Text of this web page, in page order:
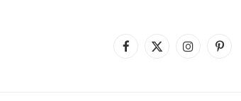
Facebook
X
Instagram